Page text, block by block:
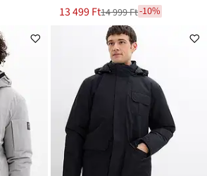
Új
13 499 Ft
Leárazva14 999 Ft-10%